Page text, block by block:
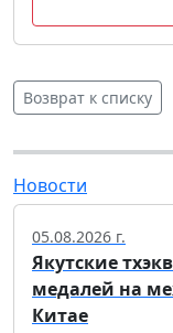
Возврат к списку
Новости
05.08.2026 г.
Якутские
медалей на
Китае